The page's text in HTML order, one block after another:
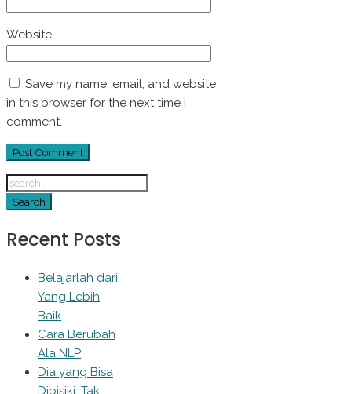
Website
Save my name, email, and website
in this browser for the next time I
comment.
Recent Posts
Belajarlah dari
Yang Lebih
Baik
Cara Berubah
Ala NLP
Dia yang Bisa
Dibisiki, Tak